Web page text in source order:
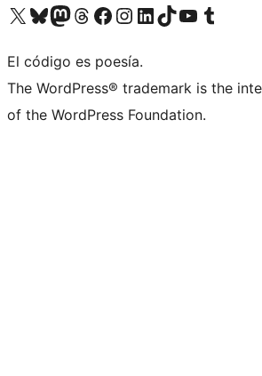
Visit our X (formerly Twitter) account
Visit our Bluesky account
Visit our Mastodon account
Visit our Threads account
Visita nuestra página de Facebook
Visita nuestra cuenta de Instagram
Visita nuestra cuenta de LinkedIn
Visit our TikTok account
Visita nuestro canal de YouTube
Visit our Tumblr
El código es poesía.
The WordPress® trademark is the
of the WordPress Foundation.